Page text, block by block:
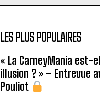
LES PLUS POPULAIRES
« La CarneyMania est-
illusion ? » – Entrevue
Pouliot